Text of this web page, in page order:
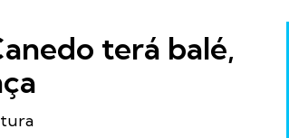
terá balé,